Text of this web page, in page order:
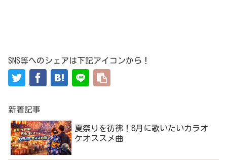
SNS等へのシェアは下記アイコンから！
新着記事
夏祭りを彷彿！8月に歌いたいカラオ
ケオススメ曲